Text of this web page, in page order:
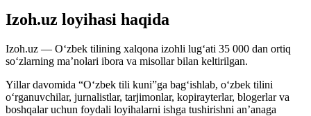
Izoh.uz loyihasi haqida
Izoh.uz — O‘zbek tilining xalqona izohli lug‘ati 35 000 dan ortiq
so‘zlarning ma’nolari ibora va misollar bilan keltirilgan.
Yillar davomida “O‘zbek tili kuni”ga bag‘ishlab, o‘zbek tilini
o‘rganuvchilar, jurnalistlar, tarjimonlar, kopirayterlar, blogerlar va
boshqalar uchun foydali loyihalarni ishga tushirishni an’anaga